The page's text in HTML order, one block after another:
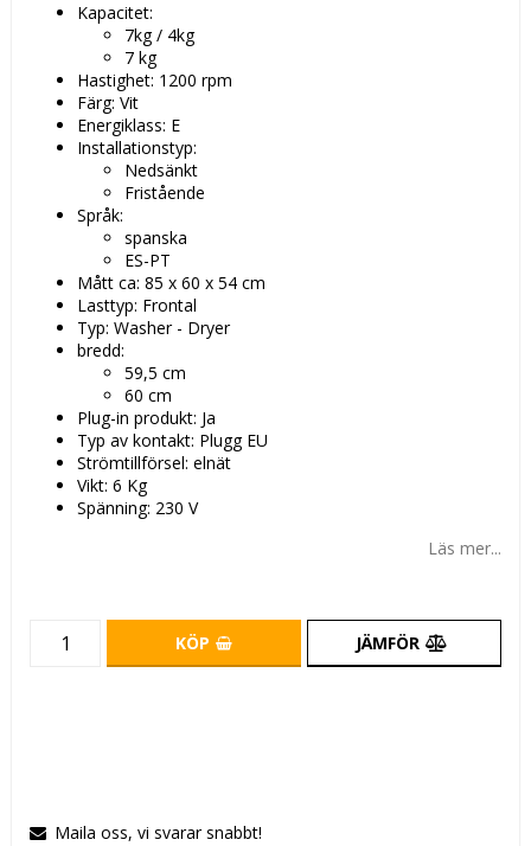
Kapacitet:
7kg / 4kg
7 kg
Hastighet: 1200 rpm
Färg: Vit
Energiklass: E
Installationstyp:
Nedsänkt
Fristående
Språk:
spanska
ES-PT
Mått ca: 85 x 60 x 54 cm
Lasttyp: Frontal
Typ: Washer - Dryer
bredd:
59,5 cm
60 cm
Plug-in produkt: Ja
Typ av kontakt: Plugg EU
Strömtillförsel: elnät
Vikt: 6 Kg
Spänning: 230 V
Läs mer...
KÖP JÄMFÖR
Maila oss, vi svarar snabbt!